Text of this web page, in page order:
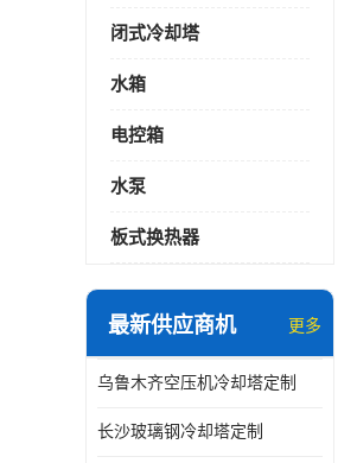
闭式冷却塔
水箱
电控箱
水泵
板式换热器
最新供应商机 更多
乌鲁木齐空压机冷却塔定制
长沙玻璃钢冷却塔定制